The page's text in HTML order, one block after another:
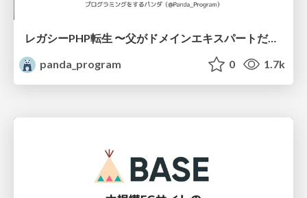
レガシーPHP転生 〜父がドメインエキスパートだったのでDDD+Claude Codeでチート開発します〜
panda_program
0 1.7k